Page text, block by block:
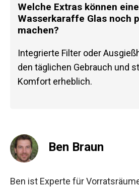
Welche Extras können eine
Wasserkaraffe Glas noch
machen?
Integrierte Filter oder
den täglichen Gebrauch und
Komfort erheblich.
Ben Braun
Ben ist Experte für